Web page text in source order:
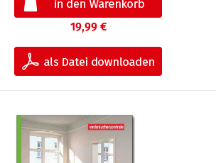
19,99 €